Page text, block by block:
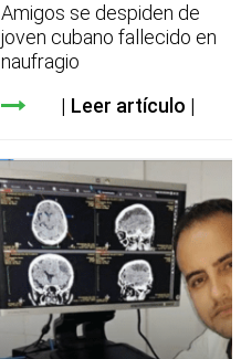
Amigos se despiden de
joven cubano fallecido en
naufragio
Leer artículo